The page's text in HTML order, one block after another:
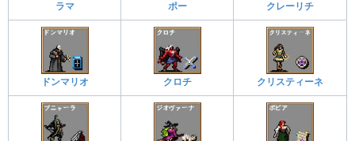
ラマ ポー クレーリチ
ドンマリオ クロチ クリスティーネ